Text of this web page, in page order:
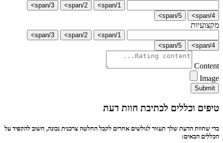
1/span>
2/span>
3/span>
4/span>
5/span>
מקצועיות
1/span>
2/span>
3/span>
4/span>
5/span>
Content
Image
Submit
טיפים וכללים לכתיבת חוות דעת
כדי שחוות הדעת שלך תעזור לגולשים אחרים לקבל החלטה צרכנית נכונה, חשוב להקפיד על
הכללים הבאים: